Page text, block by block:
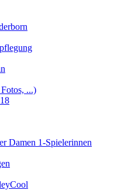
...)
Damen 1-Spielerinnen